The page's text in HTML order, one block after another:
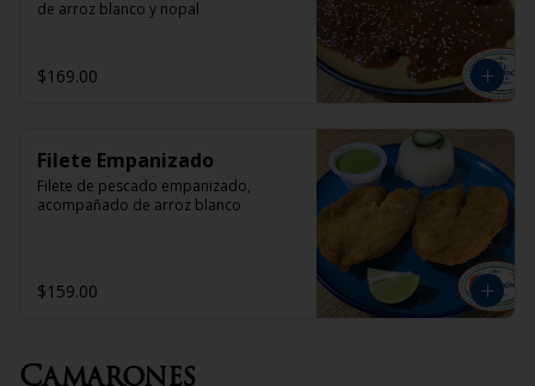
de arroz blanco y nopal
$169.00
Filete Empanizado
Filete de pescado empanizado,
acompañado de arroz blanco
$159.00
Camarones